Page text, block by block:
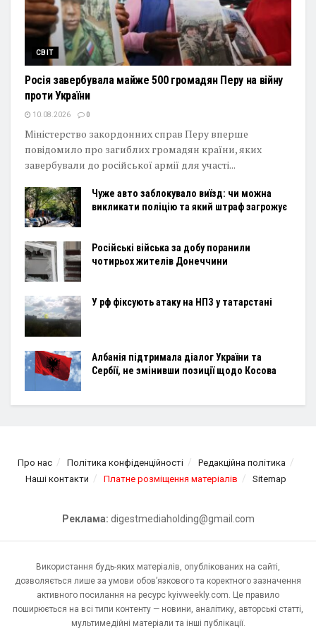
СВІТ
Росія завербувала майже 500 громадян Перу на війну
проти України
10.08.2026 0
Міністерство закордонних справ Перу вперше
повідомило про загиблих громадян країни, яких
завербували до російської армії для участі...
Чуже авто заблокувало виїзд: чи можна
викликати поліцію та який штраф загрожує
Російські війська за добу поранили
чотирьох жителів Донеччини
У рф фіксують атаку на НПЗ у татарстані
Албанія підтримала діалог України та
Сербії, не змінивши позиції щодо Косова
Про нас Політика конфіденційності
Редакційна політика
Наші контакти
Платне розміщення матеріалів Sitemap
Реклама: digestmediaholding@gmail.com
Використання будь-яких матеріалів, опублікованих на сайті,
дозволяється лише за умови обов’язкового та коректного зазначення
активного посилання на ресурс kyivweekly.com. Це правило
поширюється на всі типи контенту — новини, аналітику, авторські статті,
мультимедійні матеріали та інші публікації.